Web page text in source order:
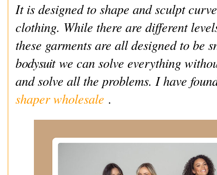
It is designed to shape and sculpt
clothing. While there are different
these garments are all designed to be
bodysuit we can solve everything
and solve all the problems. I have
shaper wholesale .